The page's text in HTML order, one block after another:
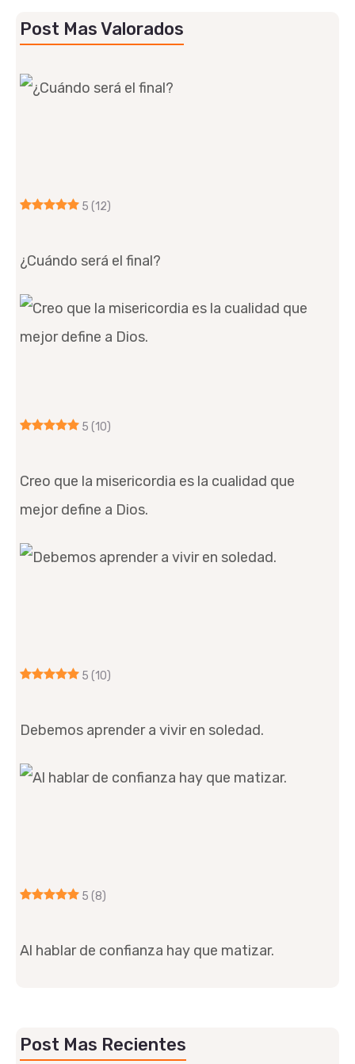
Post Mas Valorados
5 (12)
¿Cuándo será el final?
5 (10)
Creo que la misericordia es la cualidad que
mejor define a Dios.
5 (10)
Debemos aprender a vivir en soledad.
5 (8)
Al hablar de confianza hay que matizar.
Post Mas Recientes